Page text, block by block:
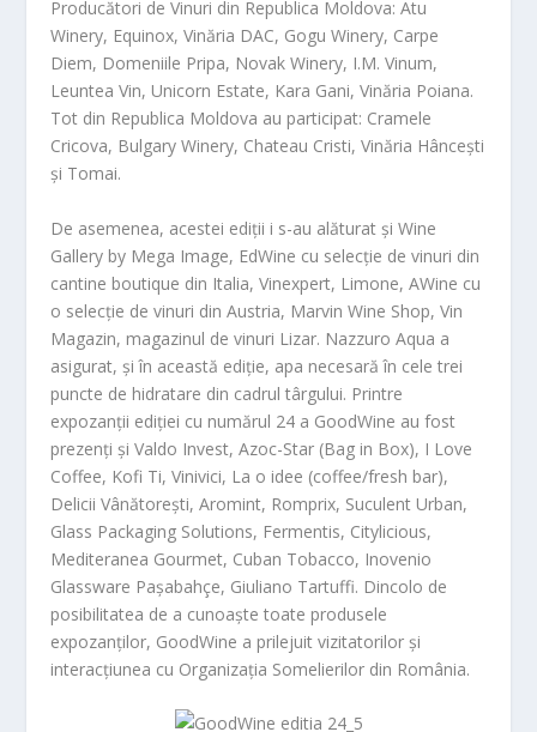
Producători de Vinuri din Republica Moldova: Atu
Winery, Equinox, Vinăria DAC, Gogu Winery, Carpe
Diem, Domeniile Pripa, Novak Winery, I.M. Vinum,
Leuntea Vin, Unicorn Estate, Kara Gani, Vinăria Poiana.
Tot din Republica Moldova au participat: Cramele
Cricova, Bulgary Winery, Chateau Cristi, Vinăria Hâncești
și Tomai.
De asemenea, acestei ediții i s-au alăturat și Wine
Gallery by Mega Image, EdWine cu selecție de vinuri din
cantine boutique din Italia, Vinexpert, Limone, AWine cu
o selecție de vinuri din Austria, Marvin Wine Shop, Vin
Magazin, magazinul de vinuri Lizar. Nazzuro Aqua a
asigurat, și în această ediție, apa necesară în cele trei
puncte de hidratare din cadrul târgului. Printre
expozanții ediției cu numărul 24 a GoodWine au fost
prezenți și Valdo Invest, Azoc-Star (Bag in Box), I Love
Coffee, Kofi Ti, Vinivici, La o idee (coffee/fresh bar),
Delicii Vânătorești, Aromint, Romprix, Suculent Urban,
Glass Packaging Solutions, Fermentis, Citylicious,
Mediteranea Gourmet, Cuban Tobacco, Inovenio
Glassware Pașabahçe, Giuliano Tartuffi. Dincolo de
posibilitatea de a cunoaște toate produsele
expozanților, GoodWine a prilejuit vizitatorilor și
interacțiunea cu Organizația Somelierilor din România.